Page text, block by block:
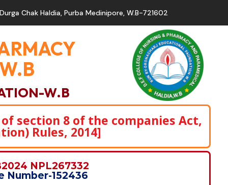
Durga Chak Haldia, Purba Medinipore, W.B-721602
W.B
section 8 of the companies Act,
Rules, 2014]
NPL267332
Number-152436